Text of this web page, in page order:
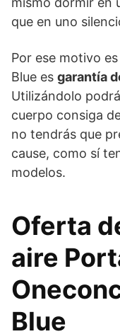
que en uno
Por ese motivo
Blue es garantía
Utilizándolo
cuerpo consiga
no tendrás que
cause, como sí
modelos.
Oferta
aire
Blue